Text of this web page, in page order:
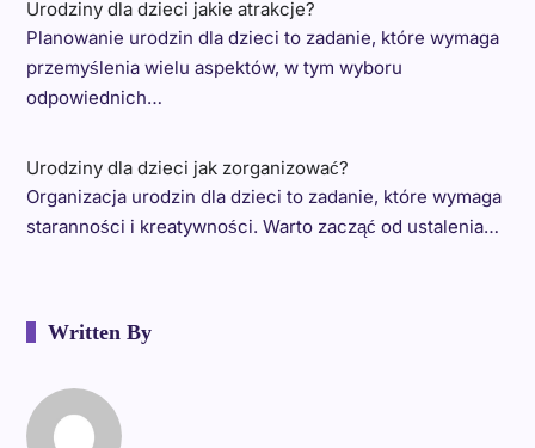
Urodziny dla dzieci jakie atrakcje?
Planowanie urodzin dla dzieci to zadanie, które wymaga
przemyślenia wielu aspektów, w tym wyboru
odpowiednich…
Urodziny dla dzieci jak zorganizować?
Organizacja urodzin dla dzieci to zadanie, które wymaga
staranności i kreatywności. Warto zacząć od ustalenia…
Written By